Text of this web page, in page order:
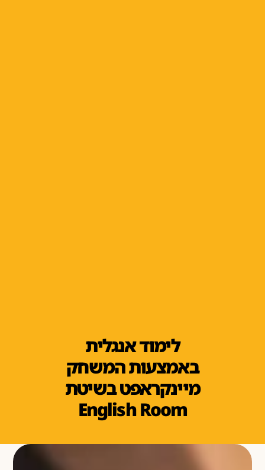
לימוד אנגלית
באמצעות המשחק
מיינקראפט בשיטת
English Room